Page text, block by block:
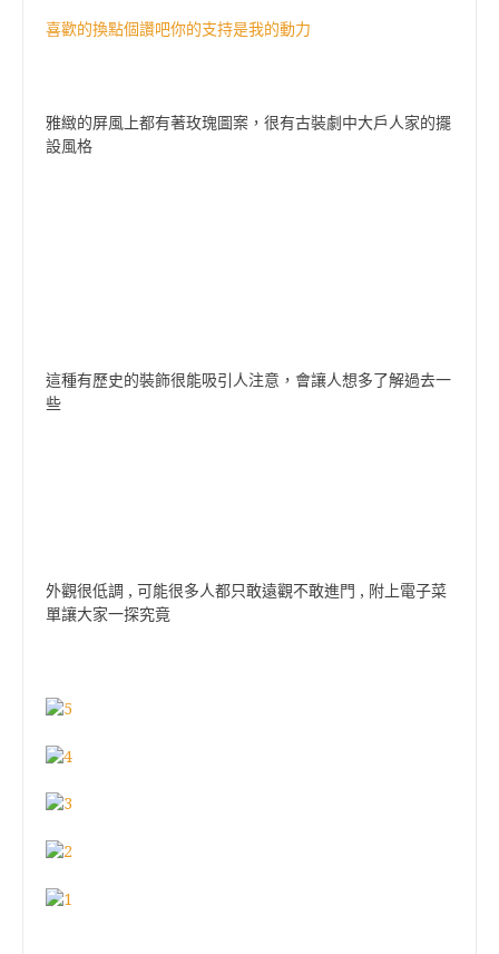
喜歡的換點個讚吧你的支持是我的動力
雅緻的屏風上都有著玫瑰圖案，很有古裝劇中大戶人家的擺
設風格
這種有歷史的裝飾很能吸引人注意，會讓人想多了解過去一
些
外觀很低調 , 可能很多人都只敢遠觀不敢進門 , 附上電子菜
單讓大家一探究竟